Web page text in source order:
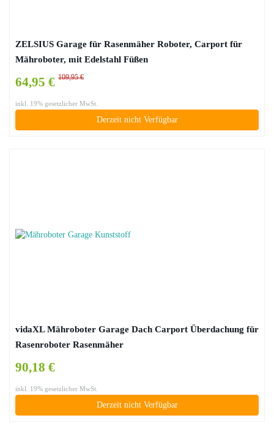
ZELSIUS Garage für Rasenmäher Roboter, Carport für
Mähroboter, mit Edelstahl Füßen
64,95 € 109,95 €
inkl. 19% gesetzlicher MwSt.
Derzeit nicht Verfügbar
vidaXL Mähroboter Garage Dach Carport Überdachung für
Rasenroboter Rasenmäher
90,18 €
inkl. 19% gesetzlicher MwSt.
Derzeit nicht Verfügbar